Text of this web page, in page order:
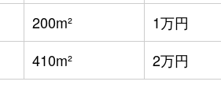
200m² 1万円
410m² 2万円